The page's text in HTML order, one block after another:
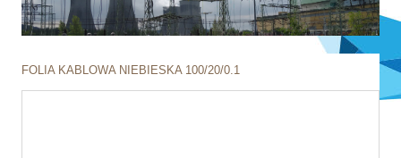
FOLIA KABLOWA NIEBIESKA 100/20/0.1